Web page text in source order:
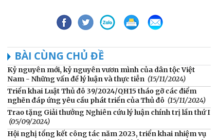
BÀI CÙNG CHỦ ĐỀ
Kỷ nguyên mới, kỷ nguyên vươn mình của dân tộc Việt
Nam - Những vấn đề lý luận và thực tiễn (15/11/2024)
Triển khai Luật Thủ đô 39/2024/QH15 tháo gỡ các điểm
nghẽn đáp ứng yêu cầu phát triển của Thủ đô (15/11/2024)
Trao tặng Giải thưởng Nghiên cứu lý luận chính trị lần thứ I
(05/09/2024)
Hội nghị tổng kết công tác năm 2023, triển khai nhiệm vụ